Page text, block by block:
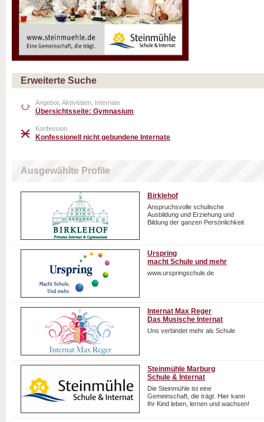
Erweiterte Suche
Angebot, Aktivitäten, Internate
Übersichtsseite: Gymnasium
Konfession
Konfessionell nicht gebundene Internate
Ausgewählte Profile
Birklehof
Anspruchsvolle schulische
Ausbildung und Erziehung und
Bildung der ganzen Persönlichkeit
Urspring
macht Schule und mehr
www.urspringschule.de
Internat Max Reger
Das Musische Internat
Uns verbindet mehr als Schule
Steinmühle Marburg
Schule & Internat
Die Steinmühle ist eine
Gemeinschaft, die trägt. Hier kann
Ihr Kind leben, lernen und wachsen!